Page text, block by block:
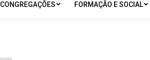
CONGREGAÇÕES FORMAÇÃO E SOCIAL